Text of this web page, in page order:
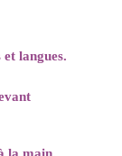
langues.